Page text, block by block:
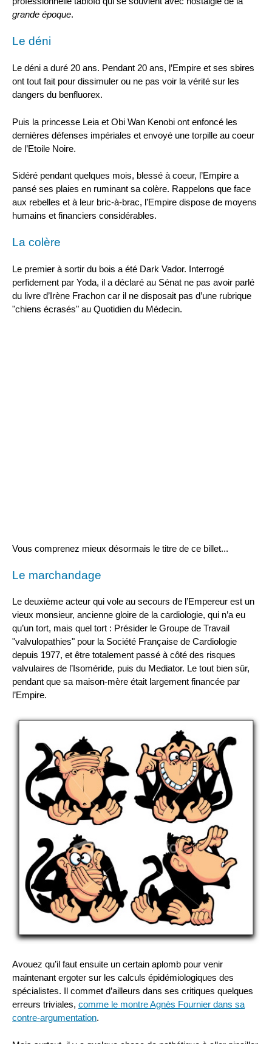
grande époque.
Le déni
Le déni a duré 20 ans. Pendant 20 ans, l’Empire et ses sbires
ont tout fait pour dissimuler ou ne pas voir la vérité sur les
dangers du benfluorex.
Puis la princesse Leia et Obi Wan Kenobi ont enfoncé les
dernières défenses impériales et envoyé une torpille au coeur
de l’Etoile Noire.
Sidéré pendant quelques mois, blessé à coeur, l’Empire a
pansé ses plaies en ruminant sa colère. Rappelons que face
aux rebelles et à leur bric-à-brac, l’Empire dispose de moyens
humains et financiers considérables.
La colère
Le premier à sortir du bois a été Dark Vador. Interrogé
perfidement par Yoda, il a déclaré au Sénat ne pas avoir parlé
du livre d’Irène Frachon car il ne disposait pas d’une rubrique
"chiens écrasés" au Quotidien du Médecin.
Vous comprenez mieux désormais le titre de ce billet...
Le marchandage
Le deuxième acteur qui vole au secours de l’Empereur est un
vieux monsieur, ancienne gloire de la cardiologie, qui n’a eu
qu’un tort, mais quel tort : Présider le Groupe de Travail
"valvulopathies" pour la Société Française de Cardiologie
depuis 1977, et être totalement passé à côté des risques
valvulaires de l’Isoméride, puis du Mediator. Le tout bien sûr,
pendant que sa maison-mère était largement financée par
l’Empire.
Avouez qu’il faut ensuite un certain aplomb pour venir
maintenant ergoter sur les calculs épidémiologiques des
spécialistes. Il commet d’ailleurs dans ses critiques quelques
erreurs triviales, comme le montre Agnès Fournier dans sa
contre-argumentation.